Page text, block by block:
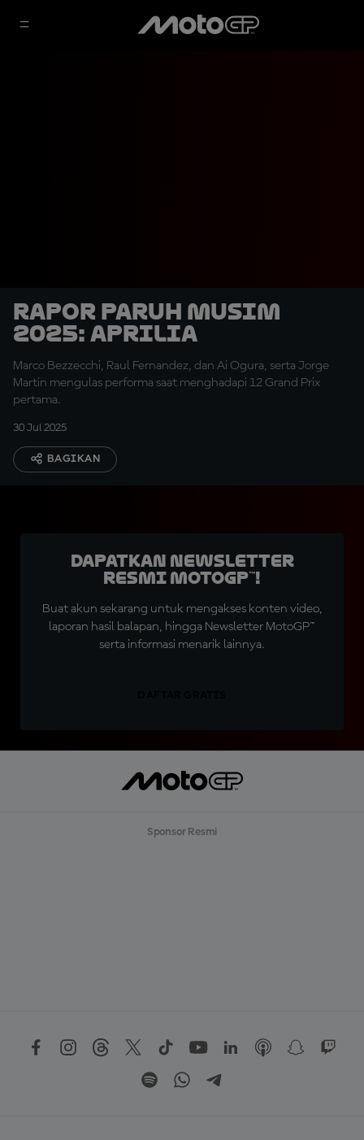
Rapor Paruh Musim
2025: Aprilia
Marco Bezzecchi, Raul Fernandez, dan Ai Ogura, serta Jorge
Martin mengulas performa saat menghadapi 12 Grand Prix
pertama.
30 Jul 2025
BAGIKAN
Dapatkan Newsletter
Resmi MotoGP™!
Buat akun sekarang untuk mengakses konten video,
laporan hasil balapan, hingga Newsletter MotoGP™
serta informasi menarik lainnya.
Sponsor Resmi